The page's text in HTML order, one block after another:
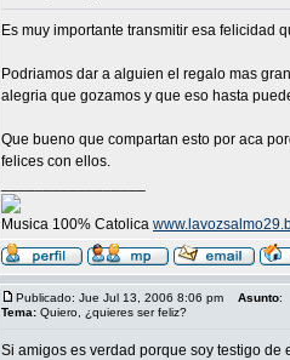
Es muy importante transmitir esa felicidad
Podriamos dar a alguien el regalo mas
alegria que gozamos y que eso hasta
Que bueno que compartan esto por aca
felices con ellos.
Musica 100% Catolica
Publicado: Jue Jul 13, 2006 8:06 pm Asunto:
Tema: Quiero, ¿quieres ser feliz?
Si amigos es verdad porque soy testigo de